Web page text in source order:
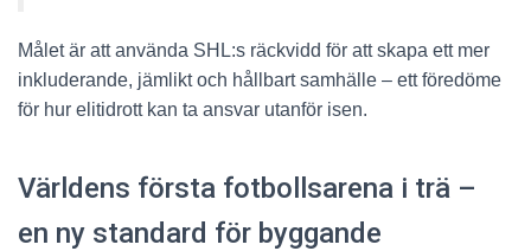
Målet är att använda SHL:s räckvidd för att skapa ett mer
inkluderande, jämlikt och hållbart samhälle – ett föredöme
för hur elitidrott kan ta ansvar utanför isen.
Världens första fotbollsarena i trä –
en ny standard för byggande